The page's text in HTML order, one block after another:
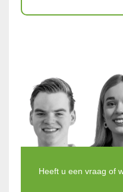
Heeft u een vraag of